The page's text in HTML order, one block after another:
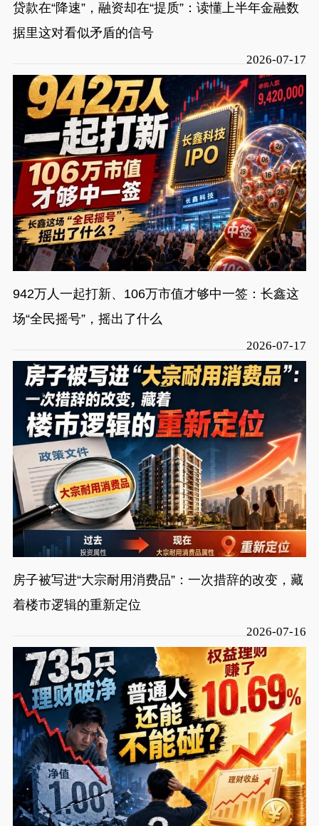
贷款在“降速”，融资却在“提质”：读懂上半年金融数
据里这对看似矛盾的信号
2026-07-17
942万人一起打新、106万市值才够中一签：长鑫这
场“全民摇号”，摇出了什么
2026-07-17
房子被写进“大宗耐用消费品”：一次措辞的改变，藏
着楼市逻辑的重新定位
2026-07-16